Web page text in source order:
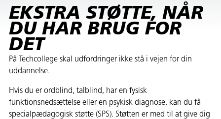
EKSTRA STØTTE, NÅR
DU HAR BRUG FOR
DET
På Techcollege skal udfordringer ikke stå i vejen for din
uddannelse.
Hvis du er ordblind, talblind, har en fysisk
funktionsnedsættelse eller en psykisk diagnose, kan du få
specialpædagogisk støtte (SPS). Støtten er med til at give dig